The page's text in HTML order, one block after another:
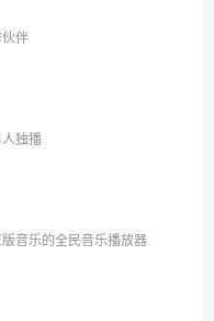
伙伴
独播
音乐的全民音乐播放器